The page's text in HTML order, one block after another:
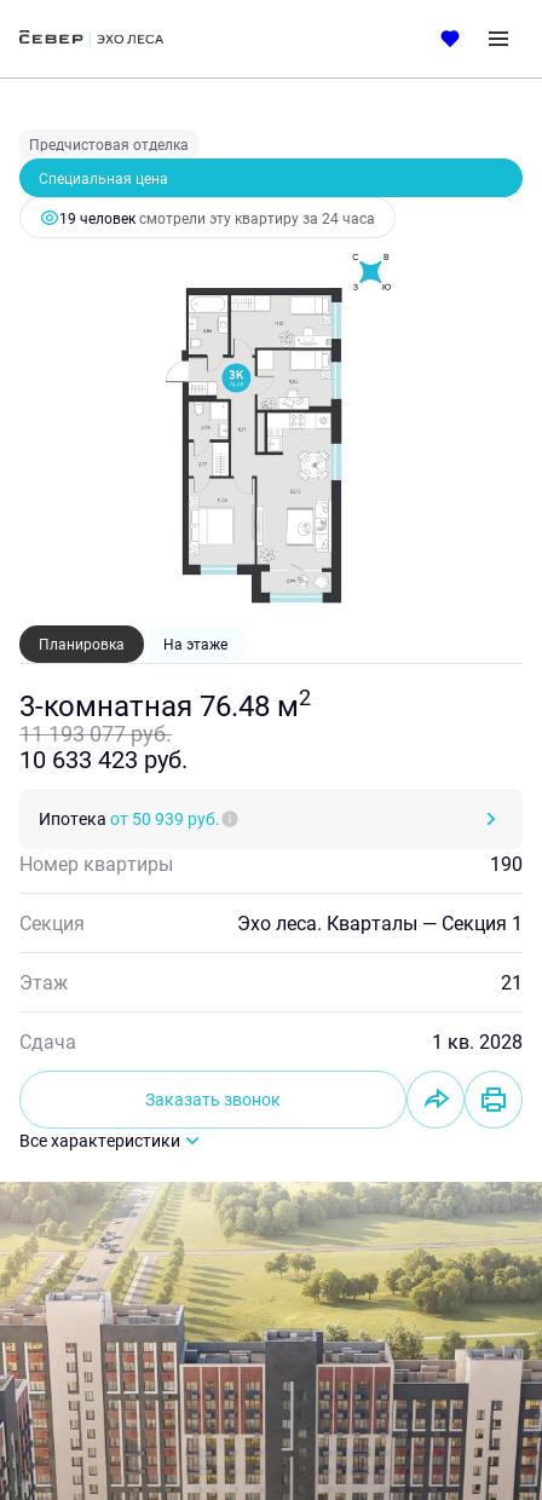
3-комнатная
11 193 077 руб.
10 633 423 руб.
Ипотекаот 50 939 руб.
Предчистовая отделка
Специальная цена
19 человексмотрели эту квартиру за 24 часа
Планировка На этаже
3-комнатная 76.48 м2
11 193 077 руб.
10 633 423 руб.
Ипотека от 50 939 руб.
Номер квартиры 190
Секция Эхо леса. Кварталы — Секция 1
Этаж 21
Сдача 1 кв. 2028
Заказать звонок
Все характеристики